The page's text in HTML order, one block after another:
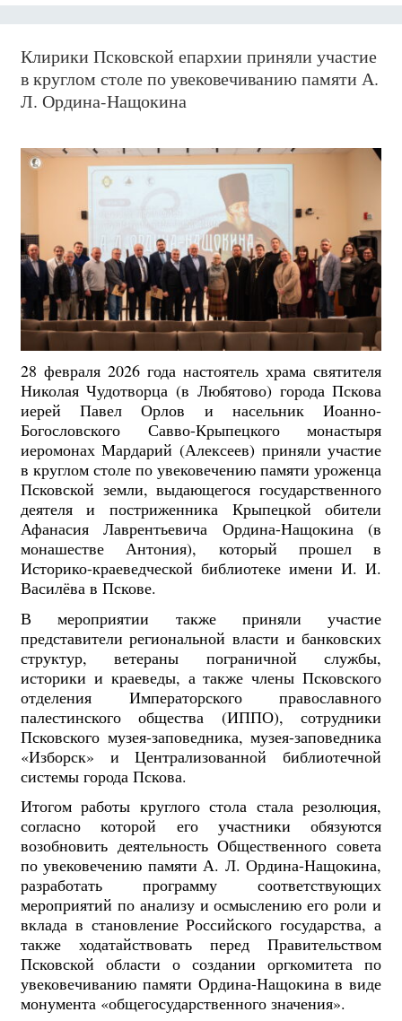
Клирики Псковской епархии приняли участие
в круглом столе по увековечиванию памяти А.
Л. Ордина-Нащокина
28 февраля 2026 года настоятель храма святителя
Николая Чудотворца (в Любятово) города Пскова
иерей Павел Орлов и насельник Иоанно-
Богословского Савво-Крыпецкого монастыря
иеромонах Мардарий (Алексеев) приняли участие
в круглом столе по увековечению памяти уроженца
Псковской земли, выдающегося государственного
деятеля и постриженника Крыпецкой обители
Афанасия Лаврентьевича Ордина-Нащокина (в
монашестве Антония), который прошел в
Историко-краеведческой библиотеке имени И. И.
Василёва в Пскове.
В мероприятии также приняли участие
представители региональной власти и банковских
структур, ветераны пограничной службы,
историки и краеведы, а также члены Псковского
отделения Императорского православного
палестинского общества (ИППО), сотрудники
Псковского музея-заповедника, музея-заповедника
«Изборск» и Централизованной библиотечной
системы города Пскова.
Итогом работы круглого стола стала резолюция,
согласно которой его участники обязуются
возобновить деятельность Общественного совета
по увековечению памяти А. Л. Ордина-Нащокина,
разработать программу соответствующих
мероприятий по анализу и осмыслению его роли и
вклада в становление Российского государства, а
также ходатайствовать перед Правительством
Псковской области о создании оргкомитета по
увековечиванию памяти Ордина-Нащокина в виде
монумента «общегосударственного значения».